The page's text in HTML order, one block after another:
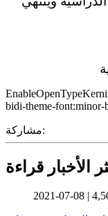
bidi-theme-
مشاركة:
الأخبار قراءة
2021-07-08 |